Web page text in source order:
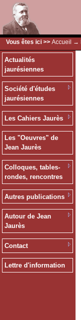
Vous êtes ici >> Accueil →
Actualités
jaurésiennes
Société d'études
jaurésiennes
Les Cahiers Jaurès
Les "Oeuvres" de
Jean Jaurès
Colloques, tables-
rondes, rencontres
Autres publications
Autour de Jean
Jaurès
Contact
Lettre d'information